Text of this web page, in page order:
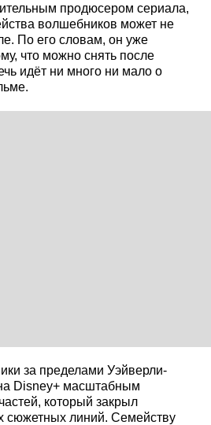
продюсером сериала,
волшебников может не
По его словам, он уже
что можно снять после
идёт ни много ни мало о
за пределами Уэйверли-
Disney+ масштабным
который закрыл
сюжетных линий. Семейству